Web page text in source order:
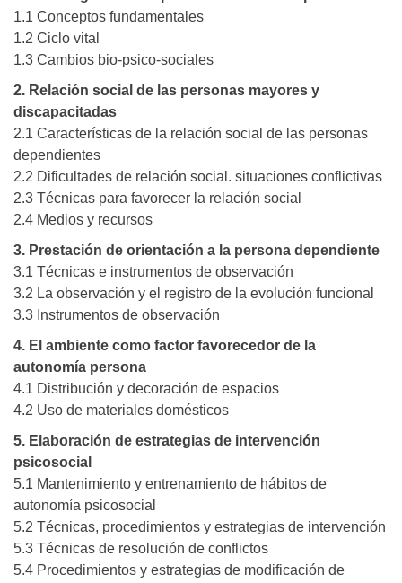
1.1 Conceptos fundamentales
1.2 Ciclo vital
1.3 Cambios bio-psico-sociales
2. Relación social de las personas mayores y
discapacitadas
2.1 Características de la relación social de las personas
dependientes
2.2 Dificultades de relación social. situaciones conflictivas
2.3 Técnicas para favorecer la relación social
2.4 Medios y recursos
3. Prestación de orientación a la persona dependiente
3.1 Técnicas e instrumentos de observación
3.2 La observación y el registro de la evolución funcional
3.3 Instrumentos de observación
4. El ambiente como factor favorecedor de la
autonomía persona
4.1 Distribución y decoración de espacios
4.2 Uso de materiales domésticos
5. Elaboración de estrategias de intervención
psicosocial
5.1 Mantenimiento y entrenamiento de hábitos de
autonomía psicosocial
5.2 Técnicas, procedimientos y estrategias de intervención
5.3 Técnicas de resolución de conflictos
5.4 Procedimientos y estrategias de modificación de